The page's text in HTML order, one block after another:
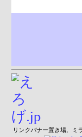
リンクバナー置き場。ミ